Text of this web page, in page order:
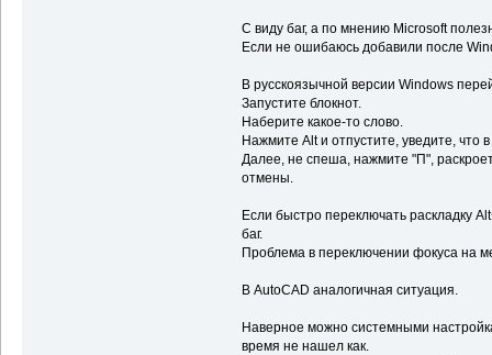
С виду баг, а по мнению Microsoft
Если не ошибаюсь добавили после
В русскоязычной версии Windows
Запустите блокнот.
Наберите какое-то слово.
Нажмите Alt и отпустите, уведите,
Далее, не спеша, нажмите "П",
отмены.
Если быстро переключать раскладку
баг.
Проблема в переключении фокуса на
В AutoCAD аналогичная ситуация.
Наверное можно системными
время не нашел как.